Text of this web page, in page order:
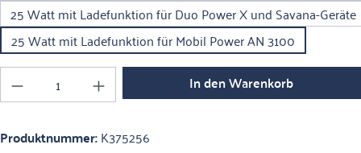
25 Watt mit Ladefunktion für Duo Power X und Savana-Geräte
25 Watt mit Ladefunktion für Mobil Power AN 3100
Produkt Anzahl: Gib den gewünschten Wert
In den Warenkorb
Produktnummer:K375256